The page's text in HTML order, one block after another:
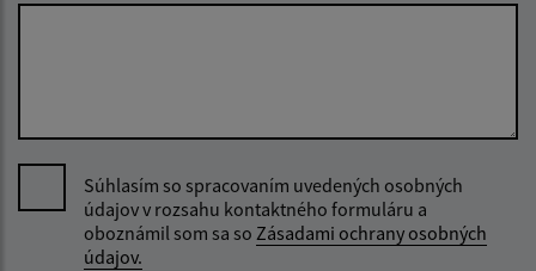
Súhlasím so spracovaním uvedených osobných
údajov v rozsahu kontaktného formuláru a
oboznámil som sa so Zásadami ochrany osobných
údajov.